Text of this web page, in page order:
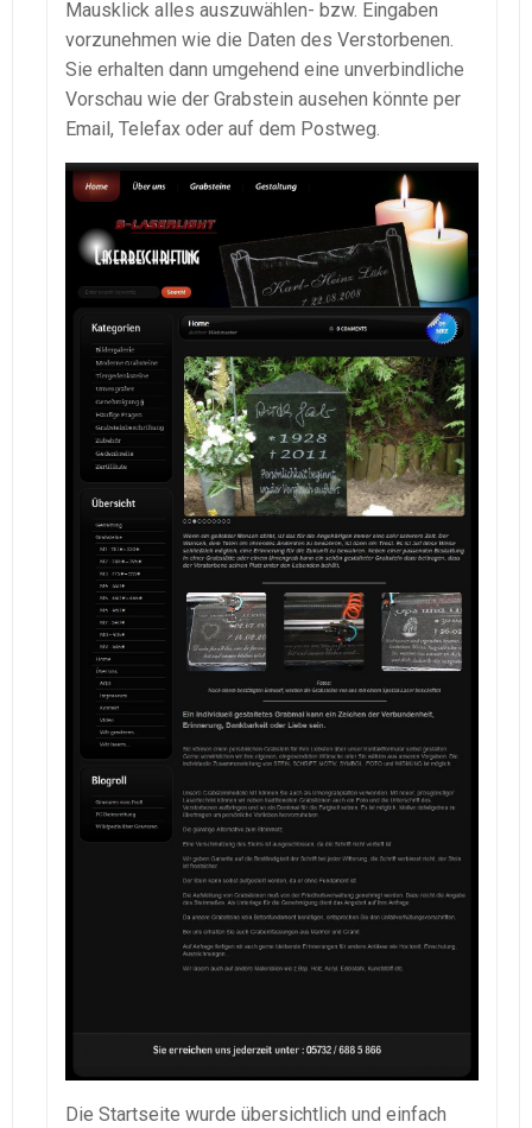
Mausklick alles auszuwählen- bzw. Eingaben
vorzunehmen wie die Daten des Verstorbenen.
Sie erhalten dann umgehend eine unverbindliche
Vorschau wie der Grabstein ausehen könnte per
Email, Telefax oder auf dem Postweg.
Die Startseite wurde übersichtlich und einfach